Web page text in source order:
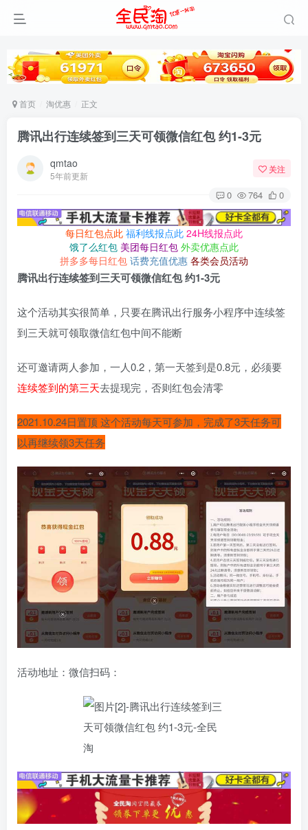
首页 淘优惠 正文
腾讯出行连续签到三天可领微信红包 约1-3元
qmtao
5年前更新
关注
0 764 0
每日红包点此 福利线报点此 24H线报点此
饿了么红包 美团每日红包 外卖优惠点此
拼多多每日红包 话费充值优惠 各类会员活动
腾讯出行连续签到三天可领微信红包 约1-3元
这个活动其实很简单，只要在腾讯出行服务小程序中连续签
到三天就可领取微信红包中间不能断
还可邀请两人参加，一人0.2，第一天签到是0.8元，必须要
连续签到的第三天去提现完，否则红包会清零
2021.10.24日置顶 这个活动每天可参加，完成了3天任务可
以再继续领3天任务
活动地址：微信扫码：